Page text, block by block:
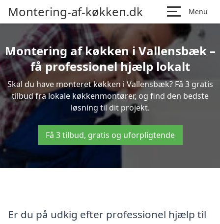
Montering-af-køkken.dk Menu
Montering af køkken i Vallensbæk –
få professionel hjælp lokalt
Skal du have monteret køkken i Vallensbæk? Få 3 gratis
tilbud fra lokale køkkenmontører, og find den bedste
løsning til dit projekt.
Få 3 tilbud, gratis og uforpligtende
Er du på udkig efter professionel hjælp til